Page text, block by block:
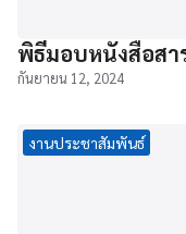
พิธีมอบหนังสือสา
กันยายน 12, 2024
งานประชาสัมพันธ์